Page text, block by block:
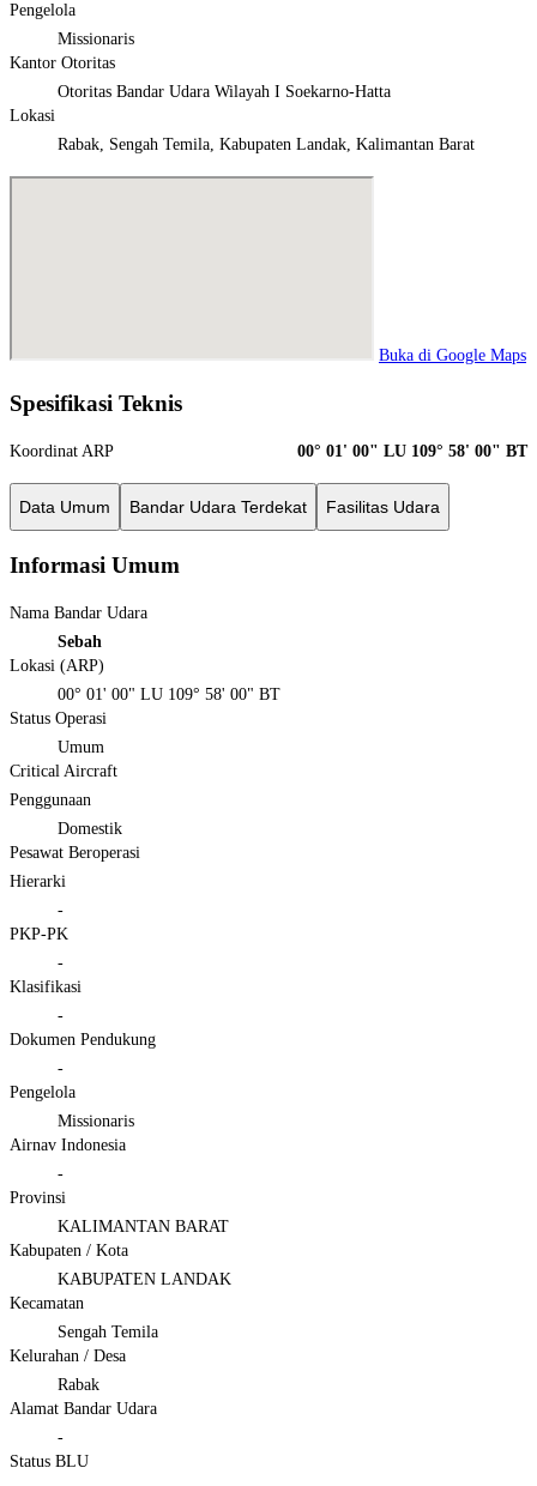
Pengelola
Missionaris
Kantor Otoritas
Otoritas Bandar Udara Wilayah I Soekarno-Hatta
Lokasi
Rabak, Sengah Temila, Kabupaten Landak, Kalimantan Barat
Buka di Google Maps
Spesifikasi Teknis
Koordinat ARP 00° 01' 00" LU 109° 58' 00" BT
Data Umum Bandar Udara Terdekat Fasilitas Udara
Informasi Umum
Nama Bandar Udara
Sebah
Lokasi (ARP)
00° 01' 00" LU 109° 58' 00" BT
Status Operasi
Umum
Critical Aircraft
Penggunaan
Domestik
Pesawat Beroperasi
Hierarki
-
PKP-PK
-
Klasifikasi
-
Dokumen Pendukung
-
Pengelola
Missionaris
Airnav Indonesia
-
Provinsi
KALIMANTAN BARAT
Kabupaten / Kota
KABUPATEN LANDAK
Kecamatan
Sengah Temila
Kelurahan / Desa
Rabak
Alamat Bandar Udara
-
Status BLU